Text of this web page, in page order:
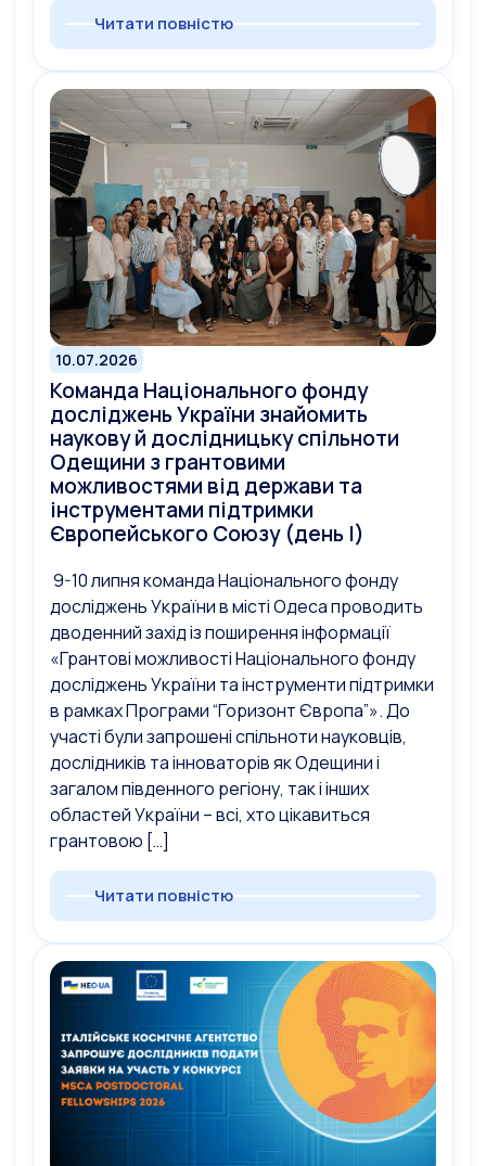
Читати повністю
10.07.2026
Команда Національного фонду
досліджень України знайомить
наукову й дослідницьку спільноти
Одещини з грантовими
можливостями від держави та
інструментами підтримки
Європейського Союзу (день І)
9-10 липня команда Національного фонду
досліджень України в місті Одеса проводить
дводенний захід із поширення інформації
«Грантові можливості Національного фонду
досліджень України та інструменти підтримки
в рамках Програми “Горизонт Європа”». До
участі були запрошені спільноти науковців,
дослідників та інноваторів як Одещини і
загалом південного регіону, так і інших
областей України – всі, хто цікавиться
грантовою […]
Читати повністю